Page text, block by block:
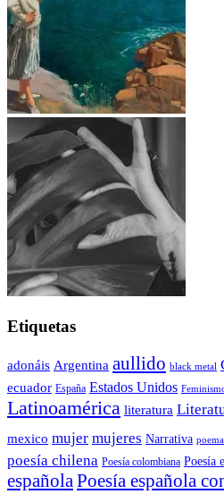
Etiquetas
adonáis Argentina aullido black metal
ecuador España Estados Unidos
Latinoamérica literatura
mexico mujer mujeres Narrativa poema
poesía chilena Poesía colombiana Poesía
española Poesía española